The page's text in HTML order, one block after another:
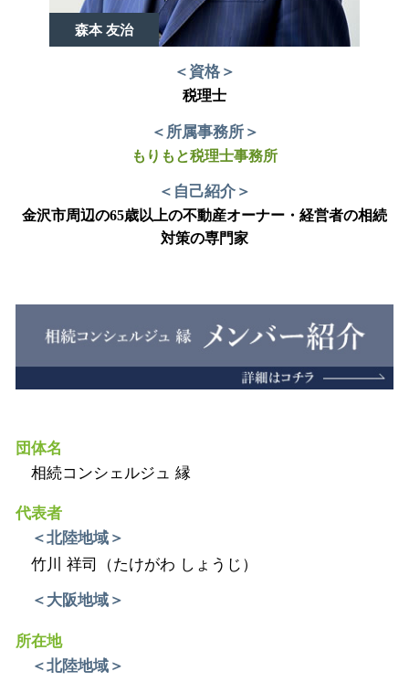
森本 友治
＜資格＞
税理士
＜所属事務所＞
もりもと税理士事務所
＜自己紹介＞
金沢市周辺の65歳以上の不動産オーナー・経営者の相続
対策の専門家
団体名
相続コンシェルジュ 縁
代表者
＜北陸地域＞
竹川 祥司（たけがわ しょうじ）
＜大阪地域＞
所在地
＜北陸地域＞